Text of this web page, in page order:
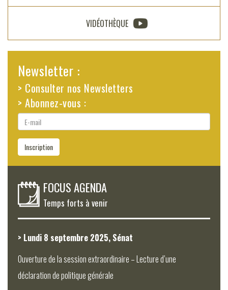
VIDÉOTHÈQUE
Newsletter :
> Consulter nos Newsletters
> Abonnez-vous :
E-
mail
Inscription
FOCUS AGENDA
Temps forts à venir
> Lundi 8 septembre 2025, Sénat
Ouverture de la session extraordinaire – Lecture d’une
déclaration de politique générale